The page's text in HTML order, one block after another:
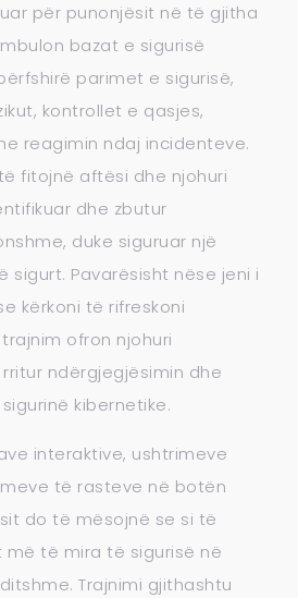
për punonjësit në të gjitha
bazat e sigurisë
parimet e sigurisë,
kontrollet e qasjes,
reagimin ndaj incidenteve.
fitojnë aftësi dhe njohuri
dhe zbutur
duke siguruar një
sigurt. Pavarësisht nëse jeni i
kërkoni të rifreskoni
ofron njohuri
ndërgjegjësimin dhe
kibernetike.
interaktive, ushtrimeve
të rasteve në botën
do të mësojnë se si të
të mira të sigurisë në
Trajnimi gjithashtu